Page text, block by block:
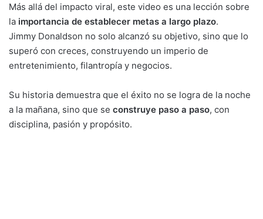
Más allá del impacto viral, este video es una lección sobre
la importancia de establecer metas a largo plazo.
Jimmy Donaldson no solo alcanzó su objetivo, sino que lo
superó con creces, construyendo un imperio de
entretenimiento, filantropía y negocios.
Su historia demuestra que el éxito no se logra de la noche
a la mañana, sino que se construye paso a paso, con
disciplina, pasión y propósito.